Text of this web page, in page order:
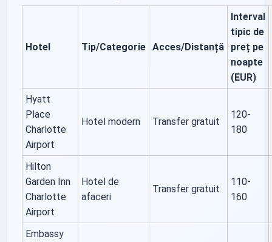
Hotel Tip/Categorie Acces/Distanță
Interval
tipic de
preț pe
noapte
(EUR)
Hyatt
Place
Charlotte
Airport
Hotel modern Transfer gratuit
120-
180
Hilton
Garden Inn
Charlotte
Airport
Hotel de
afaceri
Transfer gratuit
110-
160
Embassy